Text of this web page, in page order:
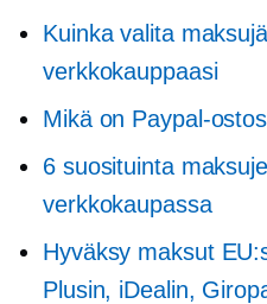
Kuinka valita
verkkokauppaasi
Mikä on Paypal-
6 suosituinta
verkkokaupassa
Hyväksy maksut
Plusin, iDealin,